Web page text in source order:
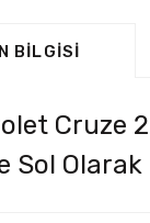
BILGISI
Cruze
Sol